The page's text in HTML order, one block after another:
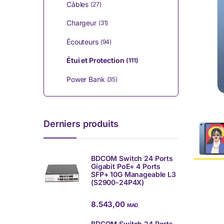
Câbles (27)
Chargeur (31)
Écouteurs (94)
Étui et Protection (111)
Power Bank (35)
Derniers produits
BDCOM Switch 24 Ports
Gigabit PoE+ 4 Ports
SFP+ 10G Manageable L3
(S2900-24P4X)
8.543,00 MAD